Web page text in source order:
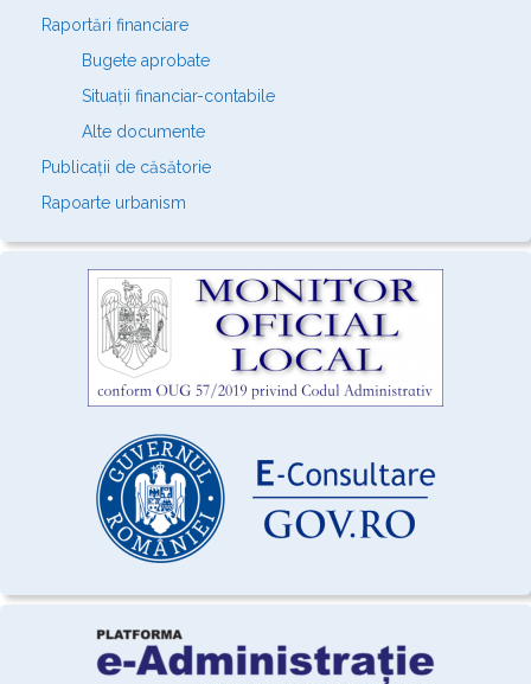
Raportări financiare
Bugete aprobate
Situații financiar-contabile
Alte documente
Publicații de căsătorie
Rapoarte urbanism